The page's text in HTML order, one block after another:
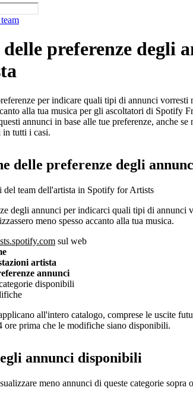
delle preferenze degli
per indicare quali tipi di annunci vorresti
alla tua musica per gli ascoltatori di Spotify
annunci in base alle tue preferenze, anche se
in tutti i casi.
delle preferenze degli
del team dell'artista in Spotify for Artists
degli annunci per indicarci quali tipi di annunci
meno spesso accanto alla tua musica.
sul web
artista
annunci
disponibili
all'intero catalogo, comprese le uscite
ore prima che le modifiche siano disponibili.
annunci disponibili
meno annunci di queste categorie sopra